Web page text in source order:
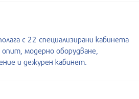
с 22 специализирани кабинета
модерно оборудване,
и дежурен кабинет.